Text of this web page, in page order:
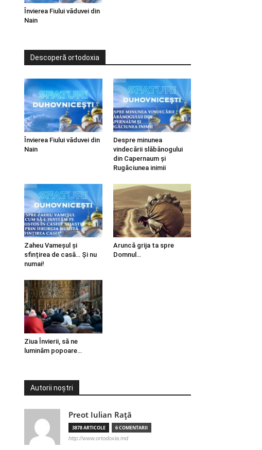
Învierea Fiului văduvei din
Nain
Descoperă ortodoxia
Învierea Fiului văduvei din
Nain
Despre minunea
vindecării slăbănogului
din Capernaum și
Rugăciunea inimii
Zaheu Vameșul și
sfințirea de casă… Și nu
numai!
Aruncă grija ta spre
Domnul…
Ziua Învierii, să ne
luminăm popoare…
Autorii noștri
Preot Iulian Raţă
3878 ARTICOLE 6 COMENTARII
http://www.ortodoxia.md